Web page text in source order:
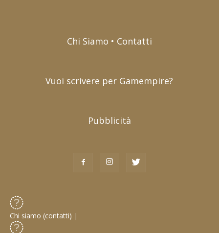
Chi Siamo • Contatti
Vuoi scrivere per Gamempire?
Pubblicità
Chi siamo (contatti) |